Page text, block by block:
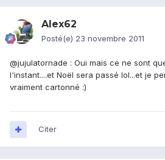
Alex62
Posté(e) 23 novembre 2011
@jujulatornade : Oui mais ce ne sont
l'instant....et Noël sera passé lol...et je
vraiment cartonné :)
Citer